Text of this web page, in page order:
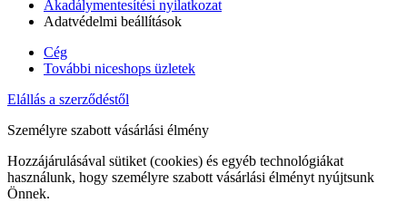
Akadálymentesítési nyilatkozat
Adatvédelmi beállítások
Cég
További niceshops üzletek
Elállás a szerződéstől
Személyre szabott vásárlási élmény
Hozzájárulásával sütiket (cookies) és egyéb technológiákat
használunk, hogy személyre szabott vásárlási élményt nyújtsunk
Önnek.